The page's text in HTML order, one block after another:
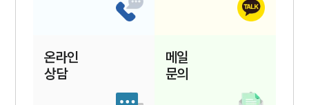
온라인
상담
메일
문의